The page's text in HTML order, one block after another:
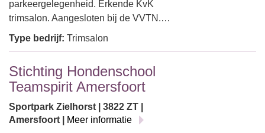
parkeergelegenheid. Erkende KvK
trimsalon. Aangesloten bij de VVTN.…
Type bedrijf: Trimsalon
Stichting Hondenschool
Teamspirit Amersfoort
Sportpark Zielhorst | 3822 ZT |
Amersfoort |
Meer informatie